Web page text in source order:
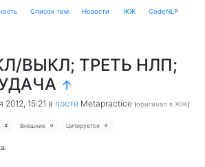
Cписок тем Новости ЖЖ CodeNLP
ВЫКЛ; ТРЕТЬ НЛП;
↑
2012, 15:21 в посте Metapractice (оригинал в ЖЖ)
2 Внешние 0 Цитируется 0